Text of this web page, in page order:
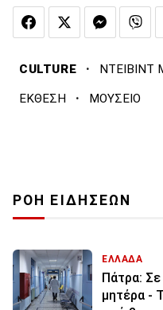
CULTURE · ΝΤΕΙΒΙΝΤ
ΕΚΘΕΣΗ · ΜΟΥΣΕΙΟ
ΡΟΗ ΕΙΔΗΣΕΩΝ
ΕΛΛΑΔΑ
Πάτρα: Σε
μητέρα -